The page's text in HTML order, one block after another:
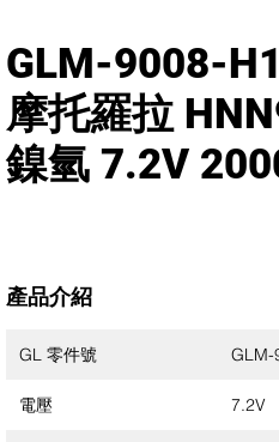
GLM-9008-
摩托羅拉
鎳氫 7.2V
產品介紹
GL 零件號 GLM-
電壓 7.2V